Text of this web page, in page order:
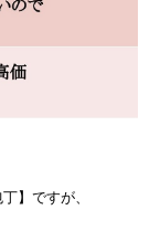
】ですが、